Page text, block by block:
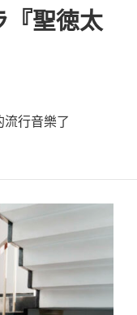
『聖徳太
行音樂了